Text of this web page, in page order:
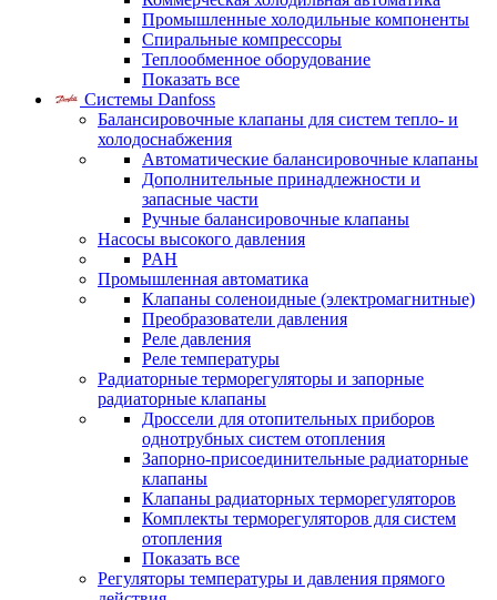
Промышленные холодильные компоненты
Спиральные компрессоры
Теплообменное оборудование
Показать все
Системы Danfoss
Балансировочные клапаны для систем тепло- и
холодоснабжения
Автоматические балансировочные клапаны
Дополнительные принадлежности и
запасные части
Ручные балансировочные клапаны
Насосы высокого давления
PAH
Промышленная автоматика
Клапаны соленоидные (электромагнитные)
Преобразователи давления
Реле давления
Реле температуры
Радиаторные терморегуляторы и запорные
радиаторные клапаны
Дроссели для отопительных приборов
однотрубных систем отопления
Запорно-присоединительные радиаторные
клапаны
Клапаны радиаторных терморегуляторов
Комплекты терморегуляторов для систем
отопления
Показать все
Регуляторы температуры и давления прямого